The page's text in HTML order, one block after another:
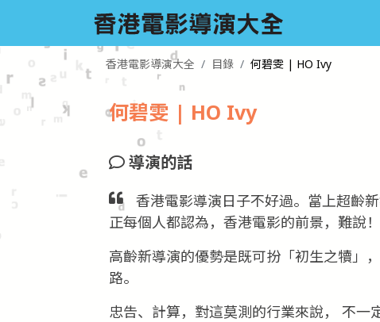
香港電影導演大全 目錄 何碧雯 | HO Ivy
何碧雯 | HO Ivy
導演的話
香港電影導演日子不好過。當上超齡
正每個人都認為，香港電影的前景，難說！
高齡新導演的優勢是既可扮「初生之犢」
路。
忠告、計算，對這莫測的行業來說， 不